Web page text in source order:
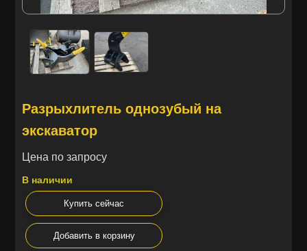
Разрыхлитель однозубый на
экскаватор
Цена по запросу
В наличии
Купить сейчас
Добавить в корзину